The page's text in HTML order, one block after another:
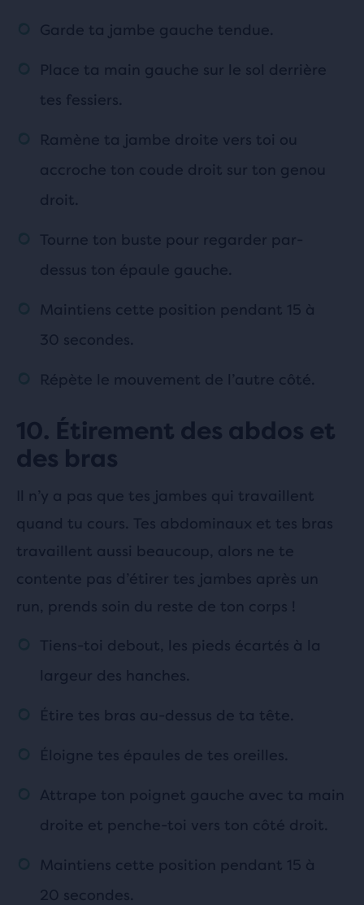
Garde ta jambe gauche tendue.
Place ta main gauche sur le sol derrière
tes fessiers.
Ramène ta jambe droite vers toi ou
accroche ton coude droit sur ton genou
droit.
Tourne ton buste pour regarder par-
dessus ton épaule gauche.
Maintiens cette position pendant 15 à
30 secondes.
Répète le mouvement de l’autre côté.
10. Étirement des abdos et
des bras
Il n’y a pas que tes jambes qui travaillent
quand tu cours. Tes abdominaux et tes bras
travaillent aussi beaucoup, alors ne te
contente pas d’étirer tes jambes après un
run, prends soin du reste de ton corps !
Tiens-toi debout, les pieds écartés à la
largeur des hanches.
Étire tes bras au-dessus de ta tête.
Éloigne tes épaules de tes oreilles.
Attrape ton poignet gauche avec ta main
droite et penche-toi vers ton côté droit.
Maintiens cette position pendant 15 à
20 secondes.